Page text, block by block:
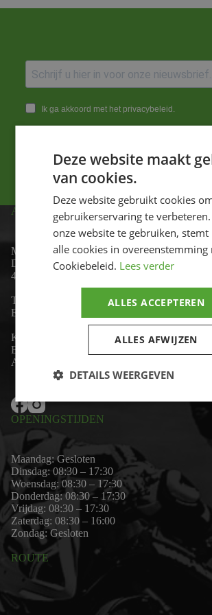
Ik ga akkoord met het privacybeleid.
ADRES
Motor-id
De Lind 17
4841 KC Prinsenbeek
Telefoon:
+31 (0)76 - 54 11 888
Email:
K.v.K: 80530338
B.T.W-nummer: NL861703947B01
Algemene voorwaarden
OPENINGSTIJDEN
Maandag: Gesloten
Dinsdag: 08:30 – 17:30
Woensdag: 08:30 – 17:30
Donderdag: 08:30 – 17:30
Vrijdag: 08:30 – 17:30
Zaterdag: 08:30 – 16:00
Zondag: Gesloten
ROUTE
Deze website maakt
van cookies.
Deze website gebruikt cookies
gebruikerservaring te
onze website te gebruiken,
alle cookies in overeenstemming
Cookiebeleid. Lees verder
ALLES ACCEPTEREN
ALLES AFWIJZEN
DETAILS WEERGEVEN